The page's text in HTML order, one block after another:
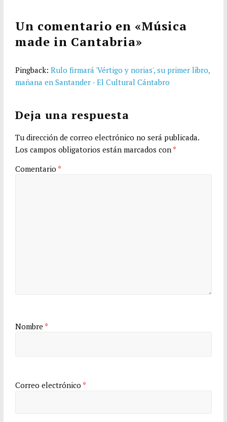
Un comentario en «Música
made in Cantabria»
Pingback: Rulo firmará 'Vértigo y norias', su primer libro,
mañana en Santander - El Cultural Cántabro
Deja una respuesta
Tu dirección de correo electrónico no será publicada.
Los campos obligatorios están marcados con *
Comentario *
Nombre *
Correo electrónico *